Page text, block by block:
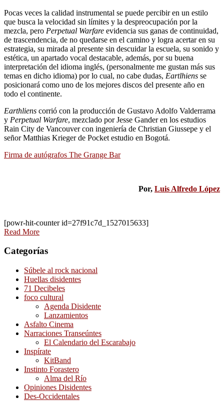
Pocas veces la calidad instrumental se puede percibir en un estilo
que busca la velocidad sin límites y la despreocupación por la
mezcla, pero Perpetual Warfare evidencia sus ganas de continuidad,
de trascendencia, de no quedarse en el camino y logra acertar en su
estrategia, su mirada al presente sin descuidar la escuela, su sonido y
estética, un apartado vocal destacable, además, por su buena
interpretación del idioma inglés, (personalmente me gustan más sus
temas en dicho idioma) por lo cual, no cabe dudas, Eartlhiens se
posicionará como uno de los mejores discos del presente año en
todo el continente.
Earthliens corrió con la producción de Gustavo Adolfo Valderrama
y Perpetual Warfare, mezclado por Jesse Gander en los estudios
Rain City de Vancouver con ingeniería de Christian Giussepe y el
señor Matthias Krieger de Pocket estudio en Bogotá.
Firma de autógrafos The Grange Bar
Por, Luis Alfredo López
[powr-hit-counter id=27f91c7d_1527015633]
Read More
Categorías
Súbele al rock nacional
Huellas disidentes
71 Decibeles
foco cultural
Agenda Disidente
Lanzamientos
Asfalto Cinema
Narraciones Transeúntes
El Calendario del Escarabajo
Inspírate
KitBand
Instinto Forastero
Alma del Río
Opiniones Disidentes
Des-Occidentales